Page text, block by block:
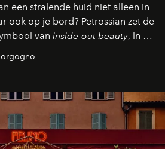
een stralende huid niet alleen in
ook op je bord? Petrossian zet de
van inside-out beauty, in de